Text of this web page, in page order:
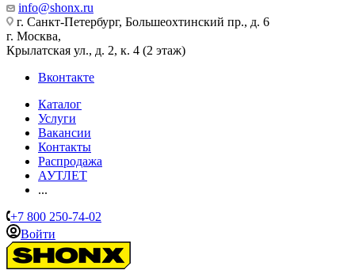
info@shonx.ru
г. Санкт-Петербург, Большеохтинский пр., д. 6
г. Москва,
Крылатская ул., д. 2, к. 4 (2 этаж)
Вконтакте
Каталог
Услуги
Вакансии
Контакты
Распродажа
АУТЛЕТ
...
+7 800 250-74-02
Войти